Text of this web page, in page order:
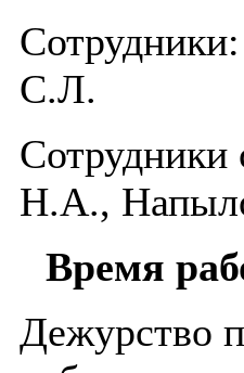
С.Л.
Н.А.,
Время
Дежурство